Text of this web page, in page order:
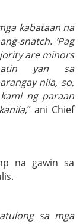
kabataan na
snatch. ‘Pag
are minors
yan sa
nila, so,
ng paraan
,” ani Chief
na gawin sa
sa mga